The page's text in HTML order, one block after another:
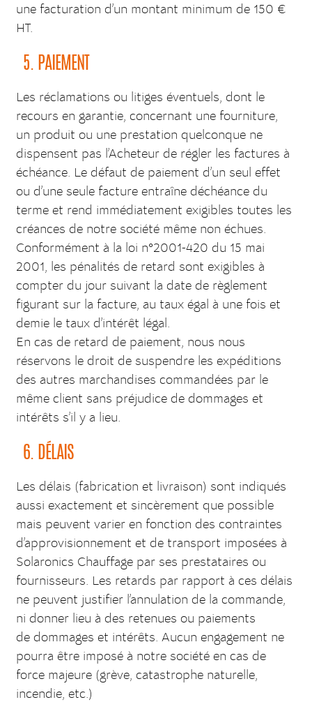
une facturation d’un montant minimum de 150 €
HT.
5. PAIEMENT
Les réclamations ou litiges éventuels, dont le
recours en garantie, concernant une fourniture,
un produit ou une prestation quelconque ne
dispensent pas l’Acheteur de régler les factures à
échéance. Le défaut de paiement d’un seul effet
ou d’une seule facture entraîne déchéance du
terme et rend immédiatement exigibles toutes les
créances de notre société même non échues.
Conformément à la loi n°2001-420 du 15 mai
2001, les pénalités de retard sont exigibles à
compter du jour suivant la date de règlement
figurant sur la facture, au taux égal à une fois et
demie le taux d’intérêt légal.
En cas de retard de paiement, nous nous
réservons le droit de suspendre les expéditions
des autres marchandises commandées par le
même client sans préjudice de dommages et
intérêts s’il y a lieu.
6. DÉLAIS
Les délais (fabrication et livraison) sont indiqués
aussi exactement et sincèrement que possible
mais peuvent varier en fonction des contraintes
d’approvisionnement et de transport imposées à
Solaronics Chauffage par ses prestataires ou
fournisseurs. Les retards par rapport à ces délais
ne peuvent justifier l’annulation de la commande,
ni donner lieu à des retenues ou paiements
de dommages et intérêts. Aucun engagement ne
pourra être imposé à notre société en cas de
force majeure (grève, catastrophe naturelle,
incendie, etc.)